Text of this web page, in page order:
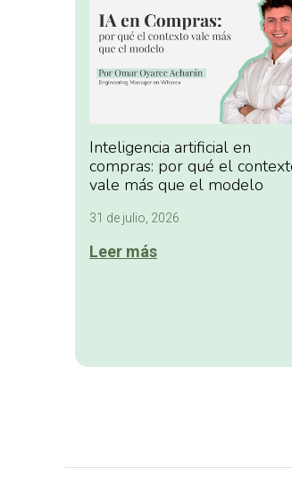
Inteligencia artificial en
compras: por qué el
vale más que el modelo
31 de julio, 2026
Leer más